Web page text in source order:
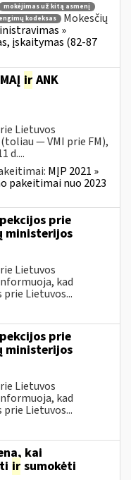
mokėjimas už kitą asmenį
kodeksas
Mokesčių
»
įskaitymas (82-87
ir ANK
Lietuvos
(toliau — VMI prie FM),
d....
MĮP 2021 »
pakeitimai nuo 2023
prie
ministerijos
Lietuvos
kad
Lietuvos...
prie
ministerijos
Lietuvos
kad
Lietuvos...
kai
ir sumokėti